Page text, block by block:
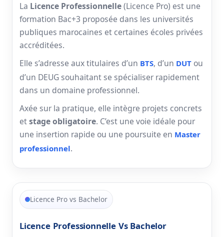
La Licence Professionnelle(Licence Pro) est une
formation Bac+3 proposée dans les universités
publiques marocaines et certaines écoles privées
accréditées.
Elle s’adresse aux titulaires d’un BTS, d’un DUT ou
d’un DEUG souhaitant se spécialiser rapidement
dans un domaine professionnel.
Axée sur la pratique, elle intègre projets concrets
etstage obligatoire. C’est une voie idéale pour
une insertion rapide ou une poursuite en Master
professionnel.
Licence Pro vs Bachelor
Licence Professionnelle Vs Bachelor